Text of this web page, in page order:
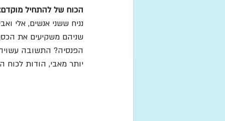
הכוח של להתחיל
שניהם משקיעים את
יותר מאבי, הודות לכוח